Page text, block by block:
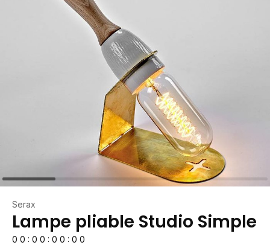
Serax
Lampe pliable Studio Simple
0 0 : 0 0 : 0 0 : 0 0